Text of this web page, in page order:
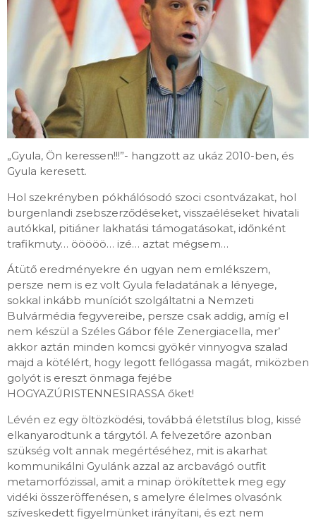
„Gyula, Ön keressen!!!”- hangzott az ukáz 2010-ben, és
Gyula keresett.
Hol szekrényben pókhálósodó szoci csontvázakat, hol
burgenlandi zsebszerződéseket, visszaéléseket hivatali
autókkal, pitiáner lakhatási támogatásokat, időnként
trafikmuty… ööööö… izé… aztat mégsem…
Átütő eredményekre én ugyan nem emlékszem,
persze nem is ez volt Gyula feladatának a lényege,
sokkal inkább muníciót szolgáltatni a Nemzeti
Bulvármédia fegyvereibe, persze csak addig, amíg el
nem készül a Széles Gábor féle Zenergiacella, mer’
akkor aztán minden komcsi gyökér vinnyogva szalad
majd a kötélért, hogy legott fellógassa magát, miközben
golyót is ereszt önmaga fejébe
HOGYAZÚRISTENNESIRASSA őket!
Lévén ez egy öltözködési, továbbá életstílus blog, kissé
elkanyarodtunk a tárgytól. A felvezetőre azonban
szükség volt annak megértéséhez, mit is akarhat
kommunikálni Gyulánk azzal az arcbavágó outfit
metamorfózissal, amit a minap örökítettek meg egy
vidéki összeröffenésen, s amelyre élelmes olvasónk
szíveskedett figyelmünket irányítani, és ezt nem